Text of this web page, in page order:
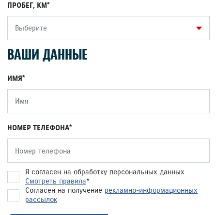
ПРОБЕГ, КМ
Выберите
ВАШИ ДАННЫЕ
ИМЯ
НОМЕР ТЕЛЕФОНА
Я согласен на обработку персональных данных
Смотреть правила*
Согласен на получение рекламно-информационных
рассылок